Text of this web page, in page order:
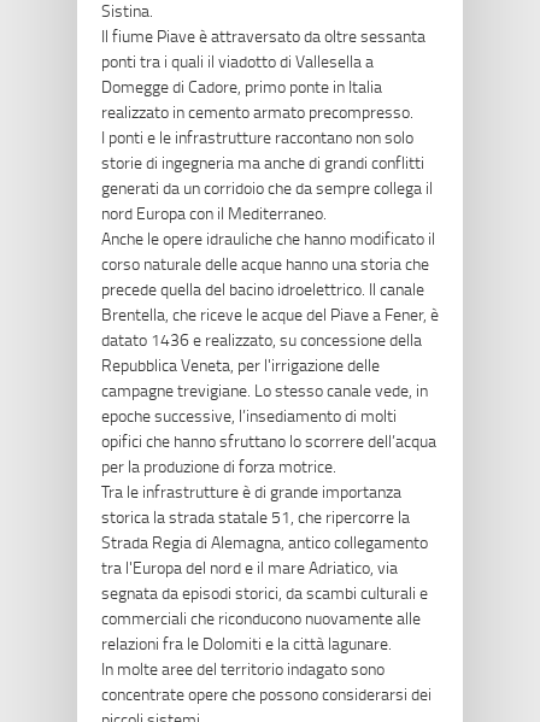
Sistina.
Il fiume Piave è attraversato da oltre sessanta
ponti tra i quali il viadotto di Vallesella a
Domegge di Cadore, primo ponte in Italia
realizzato in cemento armato precompresso.
I ponti e le infrastrutture raccontano non solo
storie di ingegneria ma anche di grandi conflitti
generati da un corridoio che da sempre collega il
nord Europa con il Mediterraneo.
Anche le opere idrauliche che hanno modificato il
corso naturale delle acque hanno una storia che
precede quella del bacino idroelettrico. Il canale
Brentella, che riceve le acque del Piave a Fener, è
datato 1436 e realizzato, su concessione della
Repubblica Veneta, per l'irrigazione delle
campagne trevigiane. Lo stesso canale vede, in
epoche successive, l’insediamento di molti
opifici che hanno sfruttano lo scorrere dell’acqua
per la produzione di forza motrice.
Tra le infrastrutture è di grande importanza
storica la strada statale 51, che ripercorre la
Strada Regia di Alemagna, antico collegamento
tra l'Europa del nord e il mare Adriatico, via
segnata da episodi storici, da scambi culturali e
commerciali che riconducono nuovamente alle
relazioni fra le Dolomiti e la città lagunare.
In molte aree del territorio indagato sono
concentrate opere che possono considerarsi dei